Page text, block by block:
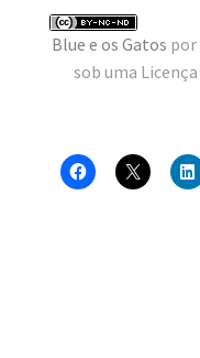
MINHA CONTA
Blue e os Gatos por
sob uma Licença